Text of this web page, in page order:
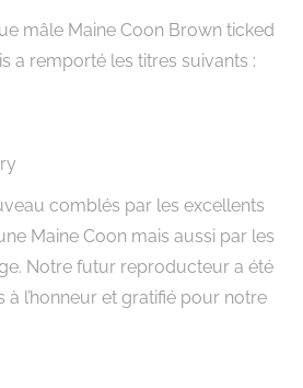
mâle Maine Coon Brown ticked
a remporté les titres suivants :
comblés par les excellents
Maine Coon mais aussi par les
Notre futur reproducteur a été
à l’honneur et gratifié pour notre